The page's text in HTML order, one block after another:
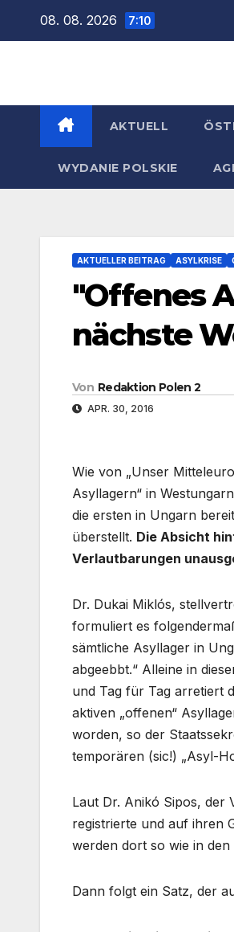
08. 08. 2026 7:10
AKTUELL
WYDANIE POLSKIE
AKTUELLER BEITRAG ASYLKRISE
"Offenes
nächste
Von Redaktion Polen 2
APR. 30, 2016
Wie von „Unser
Asyllagern“ in
die ersten in Ungarn
überstellt. Die Absicht
Verlautbarungen
Dr. Dukai Miklós,
formuliert es
sämtliche Asyllager in
abgeebbt.“ Alleine in
und Tag für Tag arretiert
aktiven „offenen“
worden, so der
temporären (sic!) „Asyl-
Laut Dr. Anikó Sipos, der
registrierte und auf ihren
werden dort so wie in
Dann folgt ein Satz, der